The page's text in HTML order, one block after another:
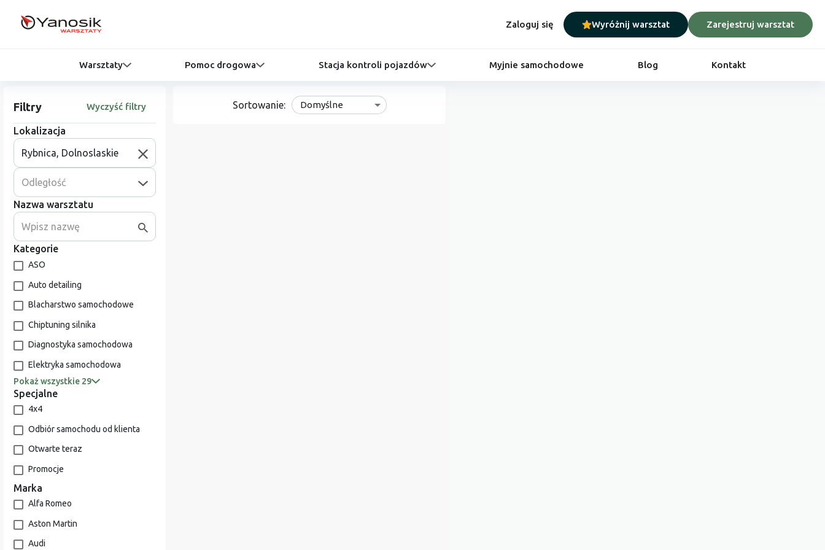
Zaloguj się Wyróżnij warsztat Zarejestruj warsztat
Warsztaty Pomoc drogowa Stacja kontroli pojazdów Myjnie samochodowe Blog Kontakt
Filtry Wyczyść filtry
Lokalizacja
Odległość
Nazwa warsztatu
Kategorie
ASO
Auto detailing
Blacharstwo samochodowe
Chiptuning silnika
Diagnostyka samochodowa
Elektryka samochodowa
Pokaż wszystkie 29
Specjalne
4x4
Odbiór samochodu od klienta
Otwarte teraz
Promocje
Marka
Alfa Romeo
Aston Martin
Audi
Sortowanie: Domyślne